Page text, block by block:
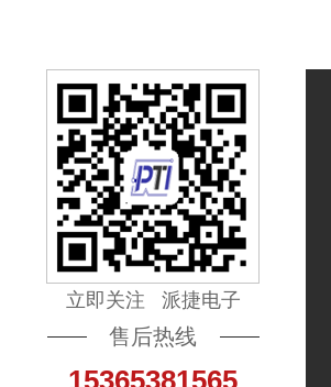
立即关注 派捷电子
售后热线
15365381565